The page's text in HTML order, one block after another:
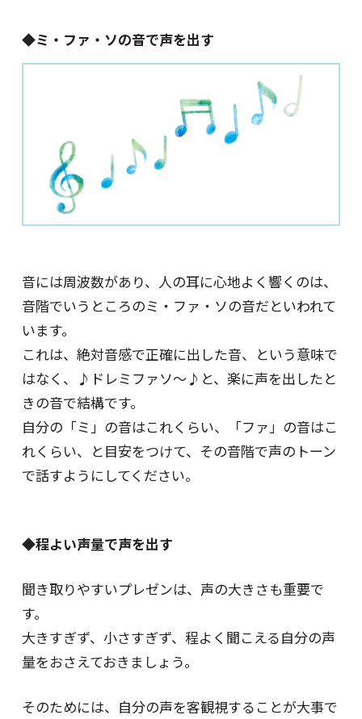
◆ミ・ファ・ソの音で声を出す
音には周波数があり、人の耳に心地よく響くのは、
音階でいうところのミ・ファ・ソの音だといわれて
います。
これは、絶対音感で正確に出した音、という意味で
はなく、♪ドレミファソ～♪と、楽に声を出したと
きの音で結構です。
自分の「ミ」の音はこれくらい、「ファ」の音はこ
れくらい、と目安をつけて、その音階で声のトーン
で話すようにしてください。
◆程よい声量で声を出す
聞き取りやすいプレゼンは、声の大きさも重要で
す。
大きすぎず、小さすぎず、程よく聞こえる自分の声
量をおさえておきましょう。
そのためには、自分の声を客観視することが大事で